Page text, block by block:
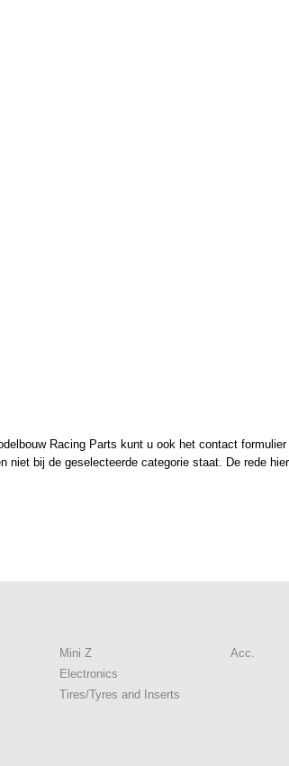
Racing Parts kunt u ook het contact
niet bij de geselecteerde categorie staat. De rede
Mini Z
Electronics
Tires/Tyres and Inserts
Acc.